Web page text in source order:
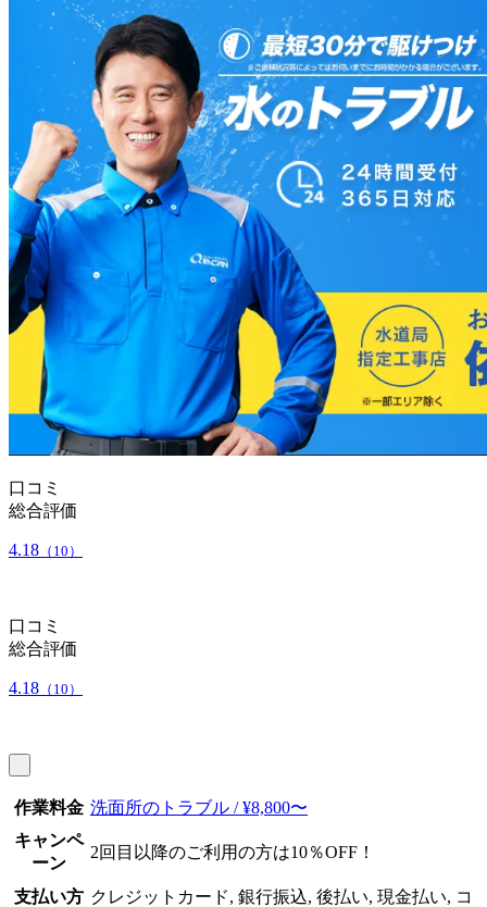
口コミ
総合評価
4.18 （10）
口コミ
総合評価
4.18 （10）
作業料金 洗面所のトラブル / ¥8,800〜
キャンペ
ーン
2回目以降のご利用の方は10％OFF！
支払い方 クレジットカード, 銀行振込, 後払い, 現金払い, コ